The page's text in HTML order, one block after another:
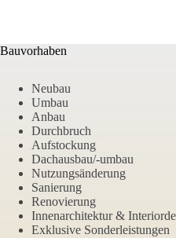
Bauvorhaben
Neubau
Umbau
Anbau
Durchbruch
Aufstockung
Dachausbau/-umbau
Nutzungsänderung
Sanierung
Renovierung
Innenarchitektur &
Exklusive Sonderleistungen